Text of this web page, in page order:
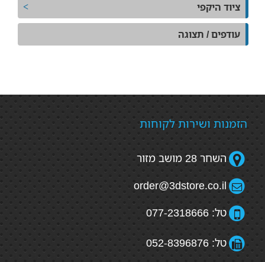
ציוד היקפי
עודפים / תצוגה
הזמנות ושירות לקוחות
השחר 28 מושב מזור
order@3dstore.co.il
טל: 077-2318666
טל: 052-8396876